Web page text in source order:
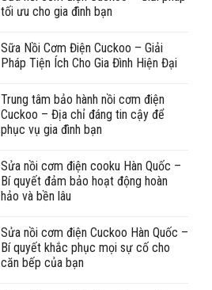
tối ưu cho gia đình bạn
Sữa Nồi Cơm Điện Cuckoo – Giải
Pháp Tiện Ích Cho Gia Đình Hiện Đại
Trung tâm bảo hành nồi cơm điện
Cuckoo – Địa chỉ đáng tin cậy để
phục vụ gia đình bạn
Sửa nồi cơm điện cooku Hàn Quốc –
Bí quyết đảm bảo hoạt động hoàn
hảo và bền lâu
Sửa nồi cơm điện Cuckoo Hàn Quốc –
Bí quyết khắc phục mọi sự cố cho
căn bếp của bạn